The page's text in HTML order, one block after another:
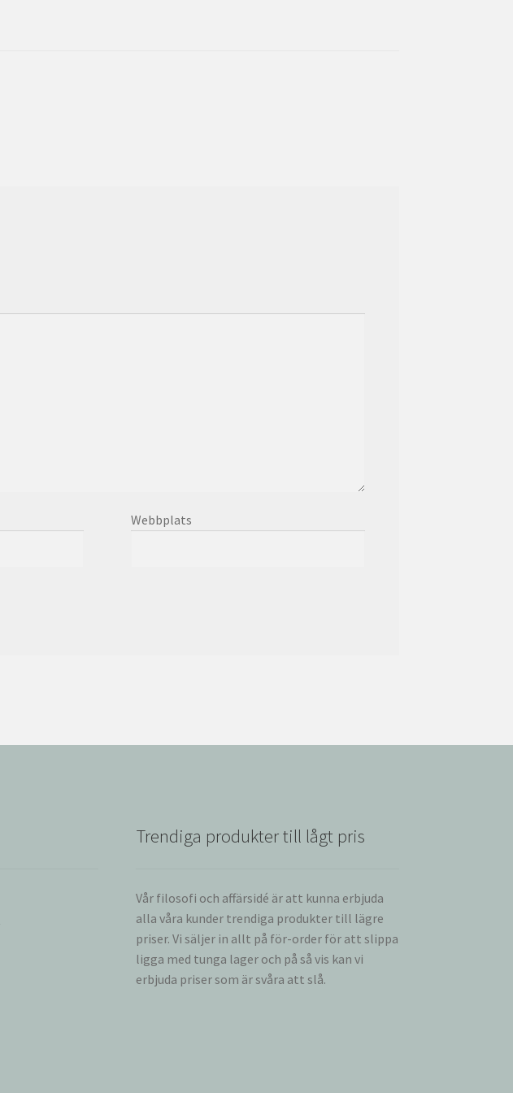
Webbplats
Trendiga produkter till lågt pris
Vår filosofi och affärsidé är att kunna erbjuda
alla våra kunder trendiga produkter till lägre
priser. Vi säljer in allt på för-order för att slippa
ligga med tunga lager och på så vis kan vi
erbjuda priser som är svåra att slå.